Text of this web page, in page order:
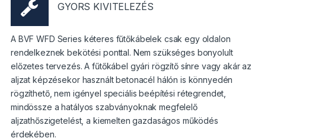
GYORS KIVITELEZÉS
A BVF WFD Series kéteres fűtőkábelek csak egy oldalon
rendelkeznek bekötési ponttal. Nem szükséges bonyolult
előzetes tervezés. A fűtőkábel gyári rögzítő sínre vagy akár az
aljzat képzésekor használt betonacél hálón is könnyedén
rögzíthető, nem igényel speciális beépítési rétegrendet,
mindössze a hatályos szabványoknak megfelelő
aljzathőszigetelést, a kiemelten gazdaságos működés
érdekében.